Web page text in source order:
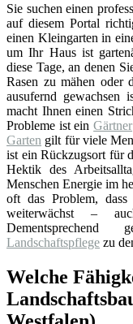
Sie suchen einen
auf diesem Portal
einen Kleingarten in
um Ihr Haus ist
diese Tage, an denen
Rasen zu mähen oder
ausufernd gewachsen
macht Ihnen einen
Probleme ist einGärtner
Garten gilt für viele
ist ein Rückzugsort für
Hektik des
Menschen Energie im
oft das Problem,
weiterwächst –
Landschaftspflege zu
Welche